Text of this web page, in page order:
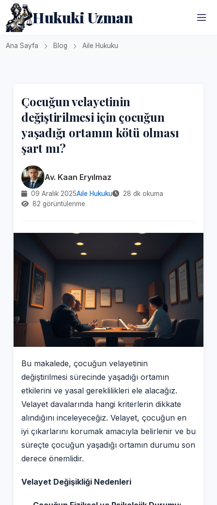
Hukuki Uzman
Ana Sayfa Blog Aile Hukuku
Çocuğun velayetinin
değiştirilmesi için çocuğun
yaşadığı ortamın kötü olması
şart mı?
Av. Kaan Eryılmaz
09 Aralık 2025Aile Hukuku
28 dk okuma
82 görüntülenme
Bu makalede, çocuğun velayetinin
değiştirilmesi sürecinde yaşadığı ortamın
etkilerini ve yasal gereklilikleri ele alacağız.
Velayet davalarında hangi kriterlerin dikkate
alındığını inceleyeceğiz. Velayet, çocuğun en
iyi çıkarlarını korumak amacıyla belirlenir ve bu
süreçte çocuğun yaşadığı ortamın durumu son
derece önemlidir.
Velayet Değişikliği Nedenleri